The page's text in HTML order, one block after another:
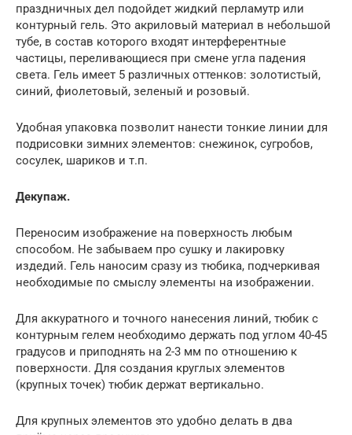
праздничных дел подойдет жидкий перламутр или
контурный гель. Это акриловый материал в небольшой
тубе, в состав которого входят интерферентные
частицы, переливающиеся при смене угла падения
света. Гель имеет 5 различных оттенков: золотистый,
синий, фиолетовый, зеленый и розовый.
Удобная упаковка позволит нанести тонкие линии для
подрисовки зимних элементов: снежинок, сугробов,
сосулек, шариков и т.п.
Декупаж.
Переносим изображение на поверхность любым
способом. Не забываем про сушку и лакировку
издедий. Гель наносим сразу из тюбика, подчеркивая
необходимые по смыслу элементы на изображении.
Для аккуратного и точного нанесения линий, тюбик с
контурным гелем необходимо держать под углом 40-45
градусов и приподнять на 2-3 мм по отношению к
поверхности. Для создания круглых элементов
(крупных точек) тюбик держат вертикально.
Для крупных элементов это удобно делать в два